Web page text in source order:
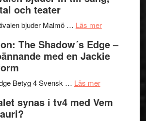
på
Roland
Pöntinen
Artipelag
och teater
bjuder Malmö … Läs merom
bjuder
in
samtal
The Shadow´s Edge –
med en Jackie
Betyg 4 Svensk … Läs merom
The
synas i tv4 med Vem